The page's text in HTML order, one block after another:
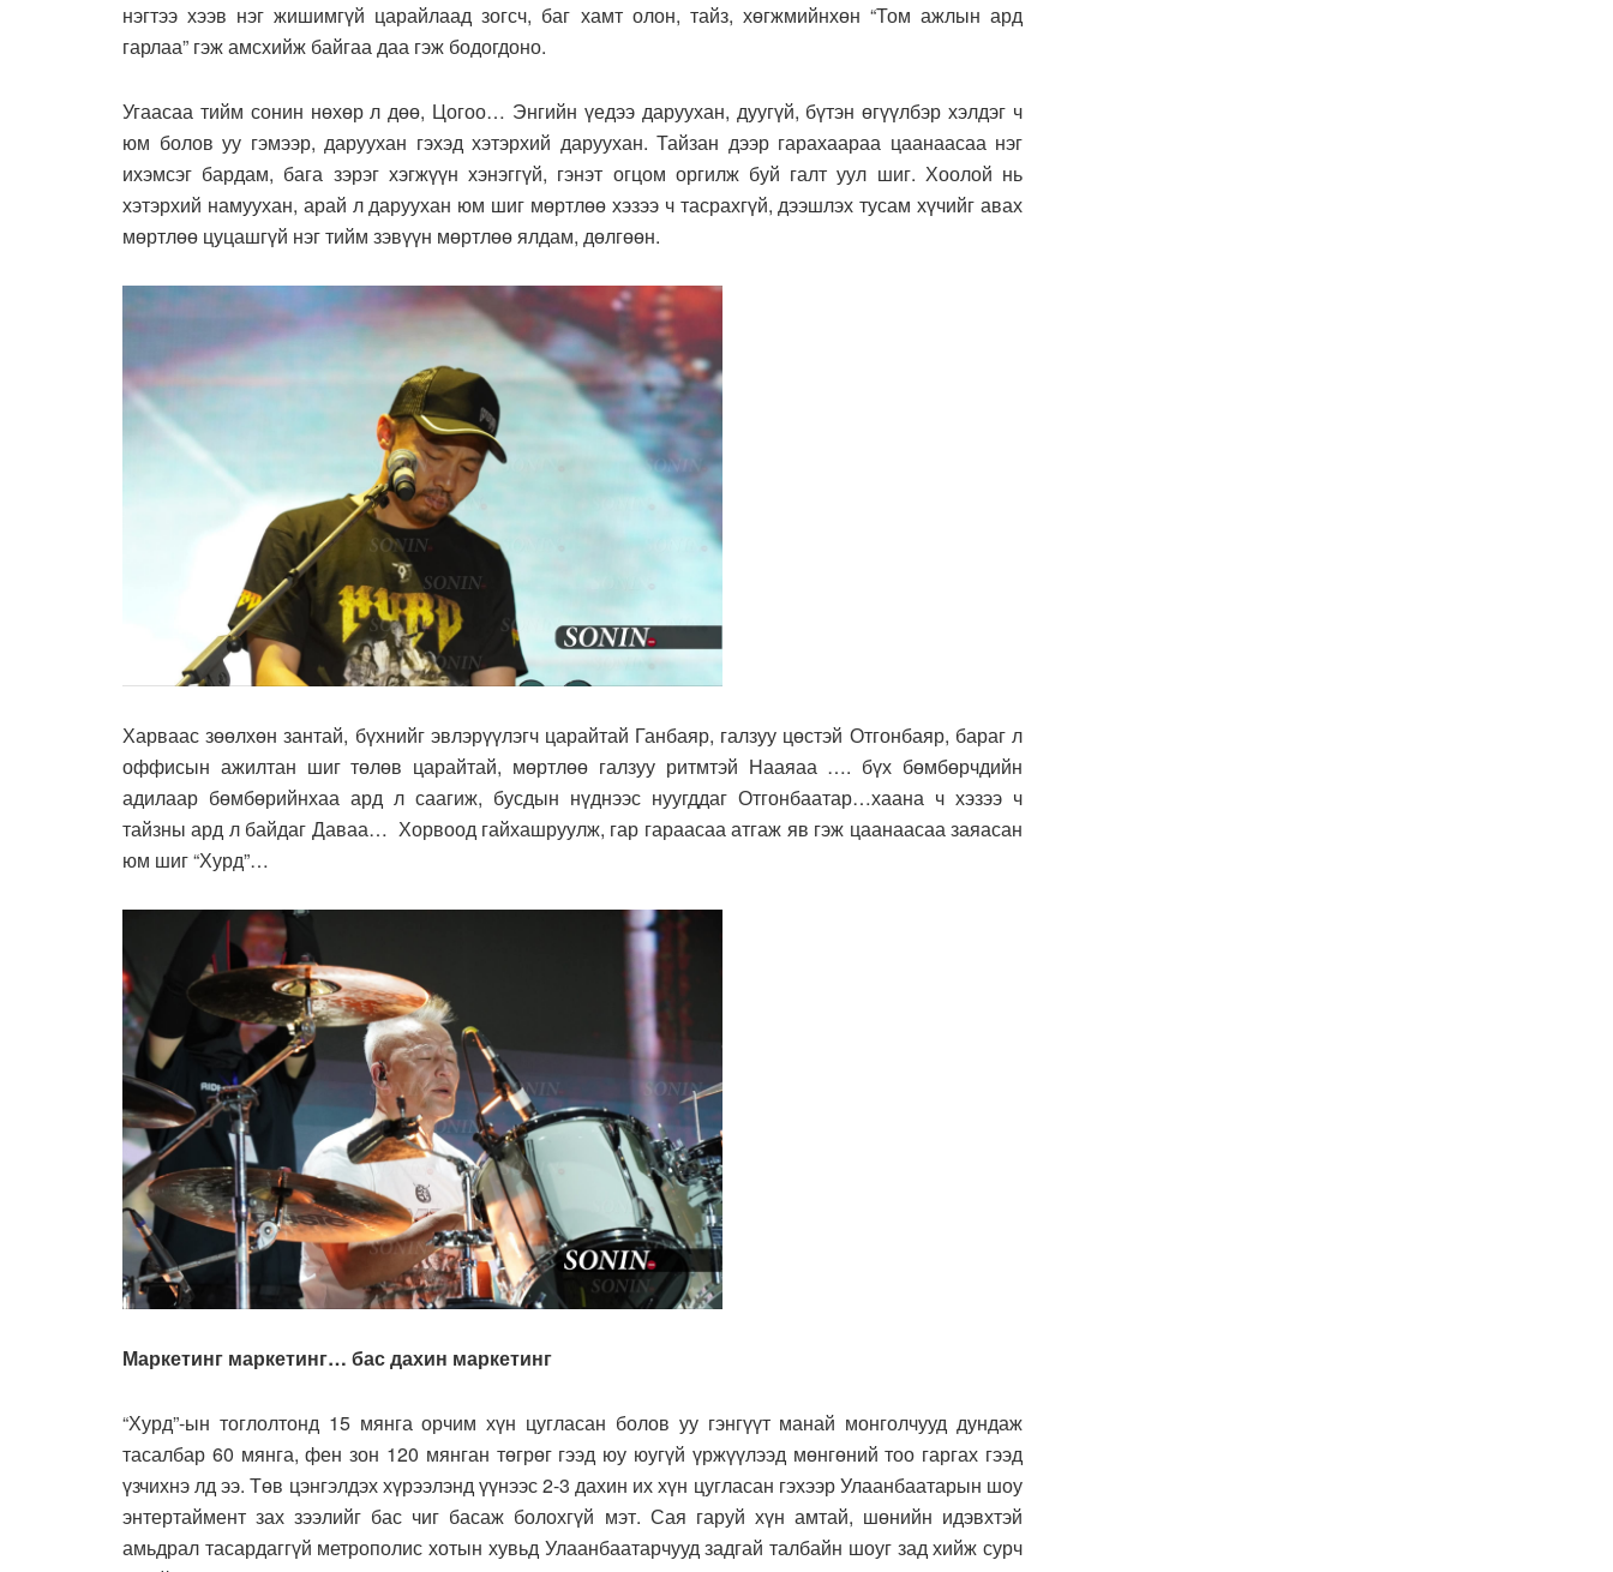
нэгтээ хээв нэг жишимгүй царайлаад зогсч, баг хамт олон, тайз, хөгжмийнхөн “Том ажлын ард
гарлаа” гэж амсхийж байгаа даа гэж бодогдоно.
Угаасаа тийм сонин нөхөр л дөө, Цогоо… Энгийн үедээ даруухан, дуугүй, бүтэн өгүүлбэр хэлдэг ч
юм болов уу гэмээр, даруухан гэхэд хэтэрхий даруухан. Тайзан дээр гарахаараа цаанаасаа нэг
ихэмсэг бардам, бага зэрэг хэгжүүн хэнэггүй, гэнэт огцом оргилж буй галт уул шиг. Хоолой нь
хэтэрхий намуухан, арай л даруухан юм шиг мөртлөө хэзээ ч тасрахгүй, дээшлэх тусам хүчийг авах
мөртлөө цуцашгүй нэг тийм зэвүүн мөртлөө ялдам, дөлгөөн.
Харваас зөөлхөн зантай, бүхнийг эвлэрүүлэгч царайтай Ганбаяр, галзуу цөстэй Отгонбаяр, бараг л
оффисын ажилтан шиг төлөв царайтай, мөртлөө галзуу ритмтэй Нааяаа …. бүх бөмбөрчдийн
адилаар бөмбөрийнхаа ард л саагиж, бусдын нүднээс нуугддаг Отгонбаатар…хаана ч хэзээ ч
тайзны ард л байдаг Даваа… Хорвоод гайхашруулж, гар гараасаа атгаж яв гэж цаанаасаа заяасан
юм шиг “Хурд”…
Маркетинг маркетинг… бас дахин маркетинг
“Хурд”-ын тоглолтонд 15 мянга орчим хүн цугласан болов уу гэнгүүт манай монголчууд дундаж
тасалбар 60 мянга, фен зон 120 мянган төгрөг гээд юу юугүй үржүүлээд мөнгөний тоо гаргах гээд
үзчихнэ лд ээ. Төв цэнгэлдэх хүрээлэнд үүнээс 2-3 дахин их хүн цугласан гэхээр Улаанбаатарын шоу
энтертаймент зах зээлийг бас чиг басаж болохгүй мэт. Сая гаруй хүн амтай, шөнийн идэвхтэй
амьдрал тасардаггүй метрополис хотын хувьд Улаанбаатарчууд задгай талбайн шоуг зад хийж сурч